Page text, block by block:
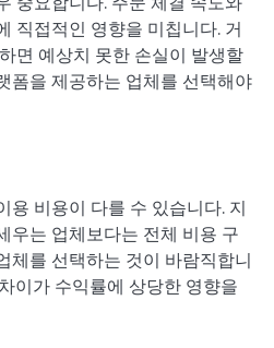
직접적인 영향을 미칩니다. 거
면 예상치 못한 손실이 발생할
폼을 제공하는 업체를 선택해야
용 비용이 다를 수 있습니다. 지
우는 업체보다는 전체 비용 구
체를 선택하는 것이 바람직합니
이가 수익률에 상당한 영향을